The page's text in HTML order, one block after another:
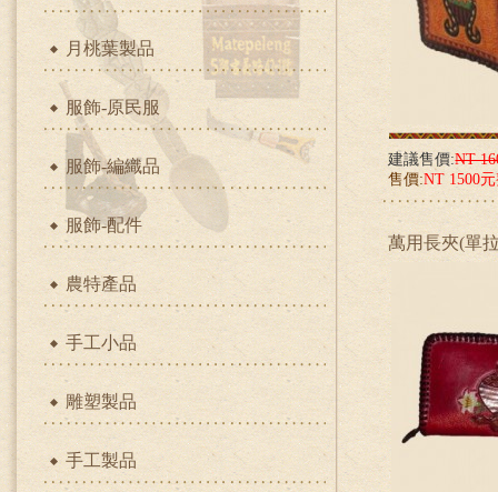
月桃葉製品
服飾-原民服
服飾-編織品
服飾-配件
農特產品
手工小品
雕塑製品
手工製品
建議售價:NT
售價:NT 1500
萬用長夾(單